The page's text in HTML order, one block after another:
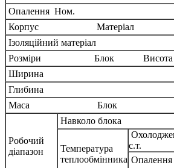
Опалення Ном.
Корпус Матеріал
Ізоляційний матеріал
Розміри Блок Висота
Ширина
Глибина
Маса Блок
Робочий
діапазон
Навколо блока
Температура
теплообмінника
с.т.